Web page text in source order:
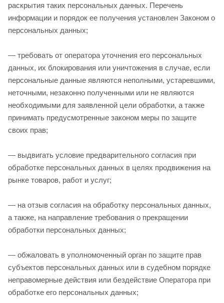
раскрытия таких персональных данных. Перечень
информации и порядок ее получения установлен Законом о
персональных данных;
— требовать от оператора уточнения его персональных
данных, их блокирования или уничтожения в случае, если
персональные данные являются неполными, устаревшими,
неточными, незаконно полученными или не являются
необходимыми для заявленной цели обработки, а также
принимать предусмотренные законом меры по защите
своих прав;
— выдвигать условие предварительного согласия при
обработке персональных данных в целях продвижения на
рынке товаров, работ и услуг;
— на отзыв согласия на обработку персональных данных,
а также, на направление требования о прекращении
обработки персональных данных;
— обжаловать в уполномоченный орган по защите прав
субъектов персональных данных или в судебном порядке
неправомерные действия или бездействие Оператора при
обработке его персональных данных;